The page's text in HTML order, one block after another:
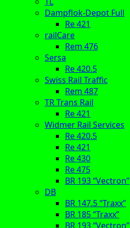
Dampflok-Depot Full
Re 421
railCare
Rem 476
Sersa
Re 420.5
Swiss Rail Traffic
Rem 487
TR Trans Rail
Re 421
Widmer Rail Services
Re 420.5
Re 421
Re 430
Re 475
BR 193 “Vectron”
DB
BR 147.5 “Traxx”
BR 185 “Traxx”
BR 193 “Vectron”